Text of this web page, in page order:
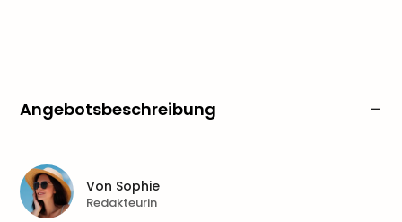
Angebotsbeschreibung
Von Sophie
Redakteurin